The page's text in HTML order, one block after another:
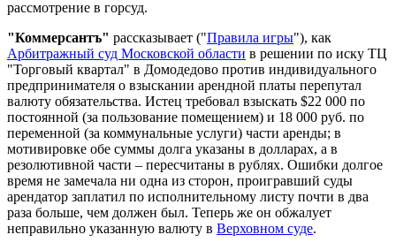
рассмотрение в горсуд.
"Коммерсантъ" рассказывает ("Правила игры"), как
Арбитражный суд Московской области в решении по иску ТЦ
"Торговый квартал" в Домодедово против индивидуального
предпринимателя о взыскании арендной платы перепутал
валюту обязательства. Истец требовал взыскать $22 000 по
постоянной (за пользование помещением) и 18 000 руб. по
переменной (за коммунальные услуги) части аренды; в
мотивировке обе суммы долга указаны в долларах, а в
резолютивной части – пересчитаны в рублях. Ошибки долгое
время не замечала ни одна из сторон, проигравший суды
арендатор заплатил по исполнительному листу почти в два
раза больше, чем должен был. Теперь же он обжалует
неправильно указанную валюту в Верховном суде.